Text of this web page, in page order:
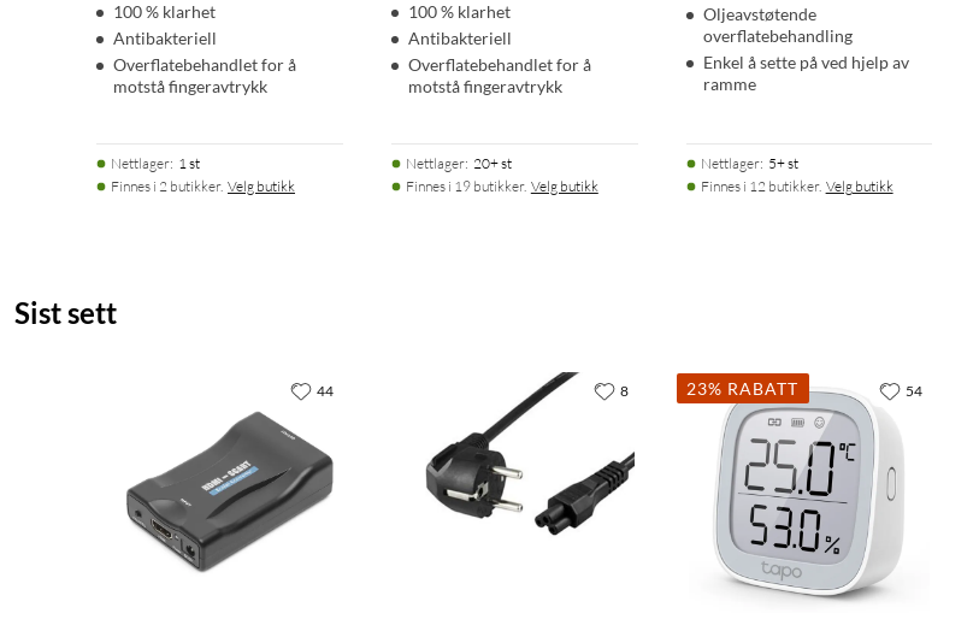
100 % klarhet
Antibakteriell
Overflatebehandlet for å
motstå fingeravtrykk
Nettlager: 1 st
Finnes i 2 butikker. Velg butikk
100 % klarhet
Antibakteriell
Overflatebehandlet for å
motstå fingeravtrykk
Nettlager: 20+ st
Finnes i 19 butikker. Velg butikk
Oljeavstøtende
overflatebehandling
Enkel å sette på ved hjelp av
ramme
Nettlager: 5+ st
Finnes i 12 butikker. Velg butikk
Sist sett
44 8 23% RABATT 54